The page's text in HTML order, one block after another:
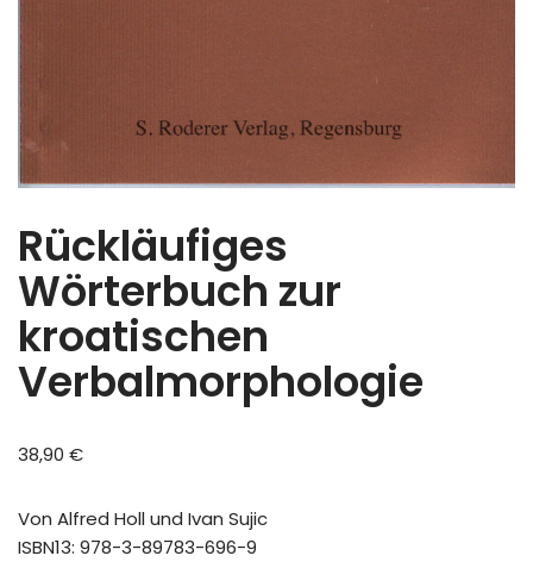
Rückläufiges
Wörterbuch zur
kroatischen
Verbalmorphologie
38,90 €
Von Alfred Holl und Ivan Sujic
ISBN13: 978-3-89783-696-9